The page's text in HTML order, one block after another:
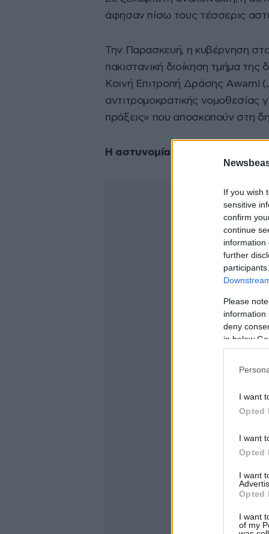
If you wish
sensitive
confirm
continue
information
further
Please
information
deny
in below
I want
Opted
I want
Opted
I want
Opted
I want
of my
άφησαν πίσω τους τέσσερις
Την Παρασκευή, η κυβέρνηση
πακιστανική διοίκηση τμήμα της
Κοινή Επιτροπή Δράσης Awami
αντιτρομοκρατικής νομοθεσίας
πράξεις» που αποσκοπούν στη
Η αστυνομία ανέφερε ότι